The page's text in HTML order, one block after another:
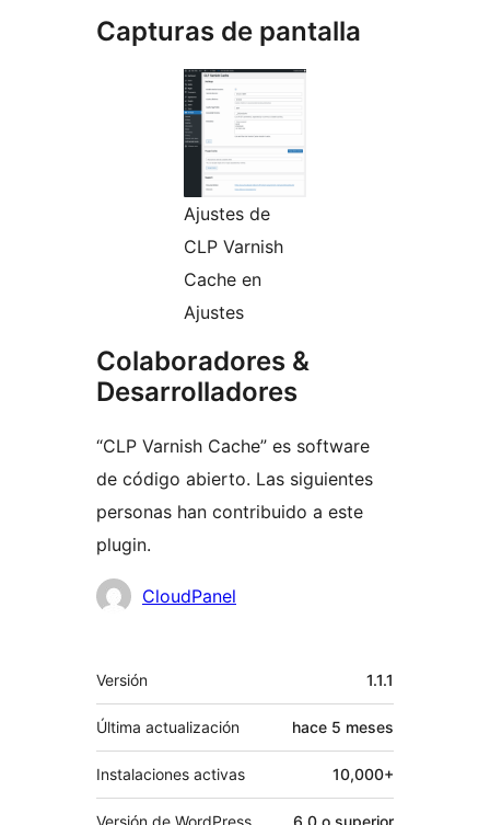
Capturas de pantalla
Ajustes de
CLP Varnish
Cache en
Ajustes
Colaboradores &
Desarrolladores
“CLP Varnish Cache” es software
de código abierto. Las siguientes
personas han contribuido a este
plugin.
Colaboradores
CloudPanel
Meta
Versión 1.1.1
Última actualización hace 5 meses
Instalaciones activas 10,000+
Versión de WordPress 6.0 o superior